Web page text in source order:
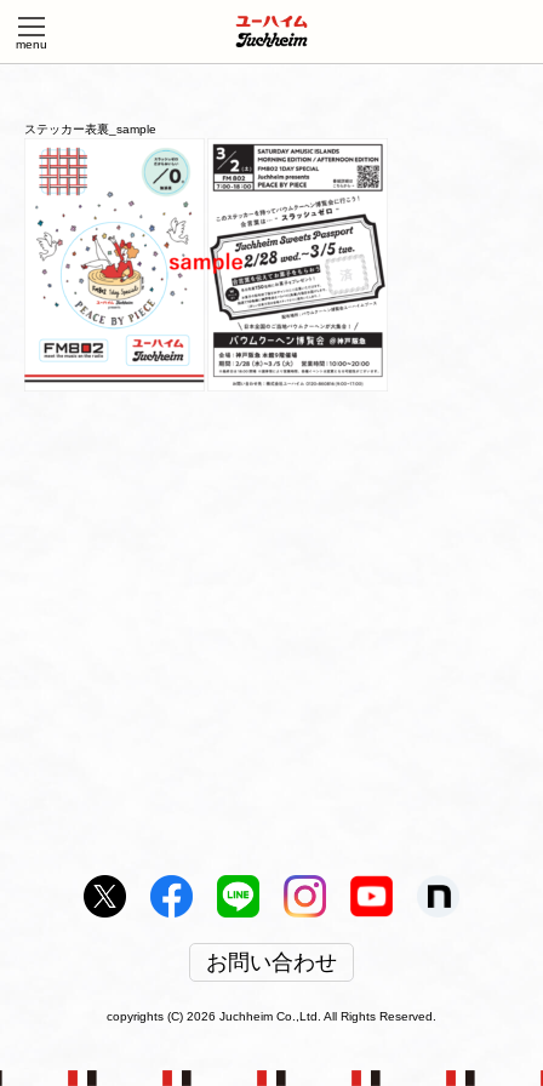
ステッカー表裏_sample
お問い合わせ
copyrights (C) 2026 Juchheim Co.,Ltd. All Rights Reserved.